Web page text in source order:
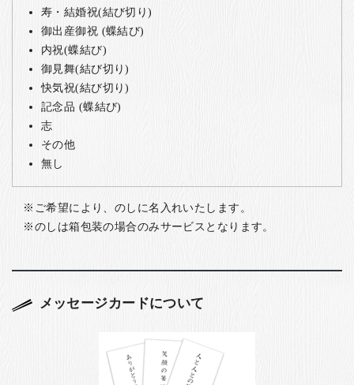
寿・結婚祝(結び切り)
御出産御祝 (蝶結び)
内祝(蝶結び)
御見舞(結び切り)
快気祝(結び切り)
記念品 (蝶結び)
志
その他
無し
ご希望により、のしに名入れいたします。
のしは箱包装の場合のみサービスとなります。
メッセージカードについて